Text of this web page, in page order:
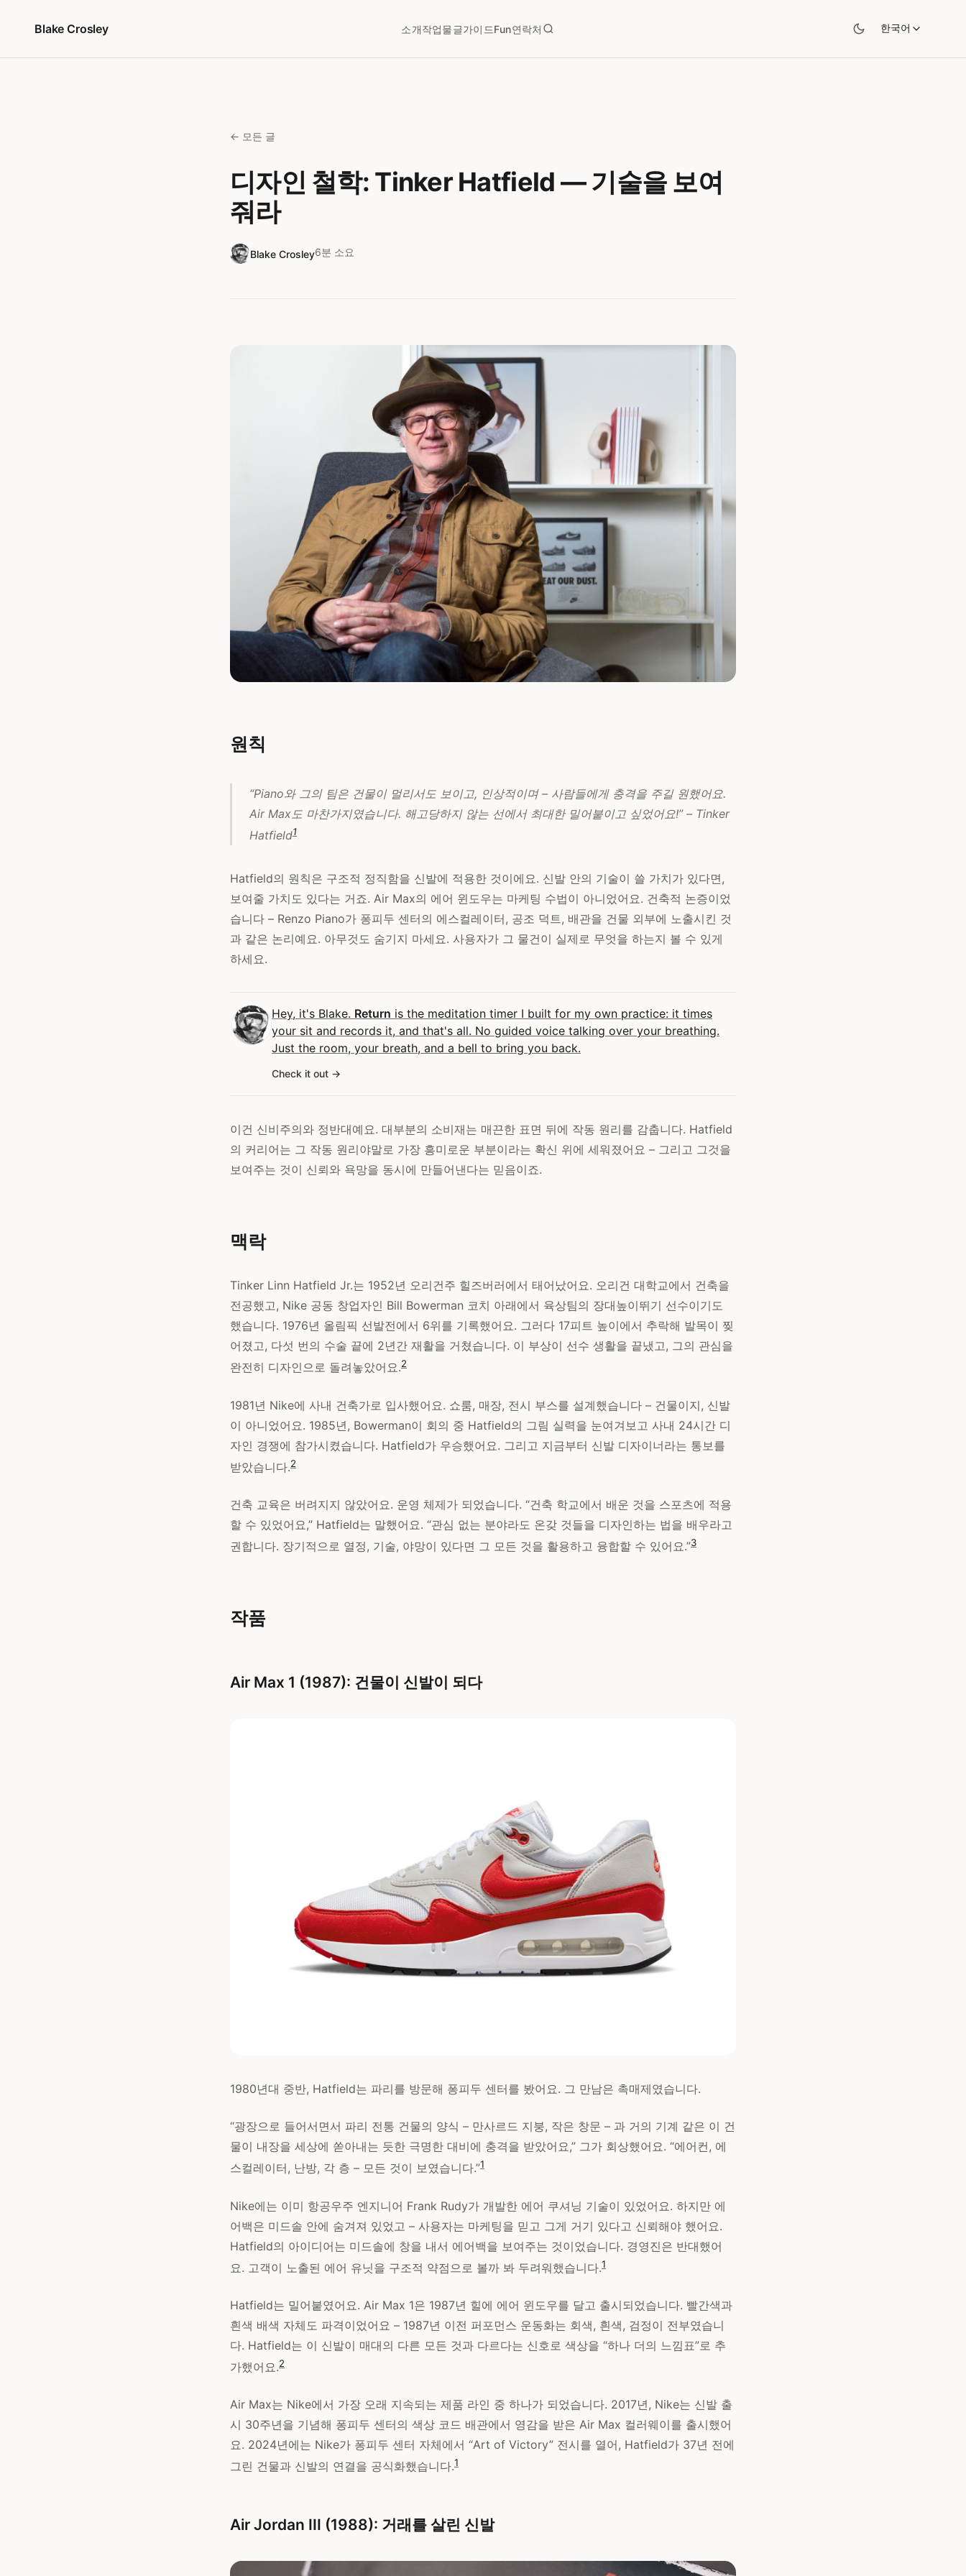
Blake Crosley
소개작업물글가이드Fun연락처 한국어
← 모든 글
디자인 철학: Tinker Hatfield — 기술을 보여
줘라
Blake Crosley6분 소요
원칙
“Piano와 그의 팀은 건물이 멀리서도 보이고, 인상적이며 – 사람들에게 충격을 주길 원했어요.
Air Max도 마찬가지였습니다. 해고당하지 않는 선에서 최대한 밀어붙이고 싶었어요!” – Tinker
Hatfield1
Hatfield의 원칙은 구조적 정직함을 신발에 적용한 것이에요. 신발 안의 기술이 쓸 가치가 있다면,
보여줄 가치도 있다는 거죠. Air Max의 에어 윈도우는 마케팅 수법이 아니었어요. 건축적 논증이었
습니다 – Renzo Piano가 퐁피두 센터의 에스컬레이터, 공조 덕트, 배관을 건물 외부에 노출시킨 것
과 같은 논리예요. 아무것도 숨기지 마세요. 사용자가 그 물건이 실제로 무엇을 하는지 볼 수 있게
하세요.
Hey, it's Blake. Return is the meditation timer I built for my own practice: it times
your sit and records it, and that's all. No guided voice talking over your breathing.
Just the room, your breath, and a bell to bring you back.
Check it out
이건 신비주의와 정반대예요. 대부분의 소비재는 매끈한 표면 뒤에 작동 원리를 감춥니다. Hatfield
의 커리어는 그 작동 원리야말로 가장 흥미로운 부분이라는 확신 위에 세워졌어요 – 그리고 그것을
보여주는 것이 신뢰와 욕망을 동시에 만들어낸다는 믿음이죠.
맥락
Tinker Linn Hatfield Jr.는 1952년 오리건주 힐즈버러에서 태어났어요. 오리건 대학교에서 건축을
전공했고, Nike 공동 창업자인 Bill Bowerman 코치 아래에서 육상팀의 장대높이뛰기 선수이기도
했습니다. 1976년 올림픽 선발전에서 6위를 기록했어요. 그러다 17피트 높이에서 추락해 발목이 찢
어졌고, 다섯 번의 수술 끝에 2년간 재활을 거쳤습니다. 이 부상이 선수 생활을 끝냈고, 그의 관심을
완전히 디자인으로 돌려놓았어요.2
1981년 Nike에 사내 건축가로 입사했어요. 쇼룸, 매장, 전시 부스를 설계했습니다 – 건물이지, 신발
이 아니었어요. 1985년, Bowerman이 회의 중 Hatfield의 그림 실력을 눈여겨보고 사내 24시간 디
자인 경쟁에 참가시켰습니다. Hatfield가 우승했어요. 그리고 지금부터 신발 디자이너라는 통보를
받았습니다.2
건축 교육은 버려지지 않았어요. 운영 체제가 되었습니다. “건축 학교에서 배운 것을 스포츠에 적용
할 수 있었어요,” Hatfield는 말했어요. “관심 없는 분야라도 온갖 것들을 디자인하는 법을 배우라고
권합니다. 장기적으로 열정, 기술, 야망이 있다면 그 모든 것을 활용하고 융합할 수 있어요.”3
작품
Air Max 1 (1987): 건물이 신발이 되다
1980년대 중반, Hatfield는 파리를 방문해 퐁피두 센터를 봤어요. 그 만남은 촉매제였습니다.
“광장으로 들어서면서 파리 전통 건물의 양식 – 만사르드 지붕, 작은 창문 – 과 거의 기계 같은 이 건
물이 내장을 세상에 쏟아내는 듯한 극명한 대비에 충격을 받았어요,” 그가 회상했어요. “에어컨, 에
스컬레이터, 난방, 각 층 – 모든 것이 보였습니다.”1
Nike에는 이미 항공우주 엔지니어 Frank Rudy가 개발한 에어 쿠셔닝 기술이 있었어요. 하지만 에
어백은 미드솔 안에 숨겨져 있었고 – 사용자는 마케팅을 믿고 그게 거기 있다고 신뢰해야 했어요.
Hatfield의 아이디어는 미드솔에 창을 내서 에어백을 보여주는 것이었습니다. 경영진은 반대했어
요. 고객이 노출된 에어 유닛을 구조적 약점으로 볼까 봐 두려워했습니다.1
Hatfield는 밀어붙였어요. Air Max 1은 1987년 힐에 에어 윈도우를 달고 출시되었습니다. 빨간색과
흰색 배색 자체도 파격이었어요 – 1987년 이전 퍼포먼스 운동화는 회색, 흰색, 검정이 전부였습니
다. Hatfield는 이 신발이 매대의 다른 모든 것과 다르다는 신호로 색상을 “하나 더의 느낌표”로 추
가했어요.2
Air Max는 Nike에서 가장 오래 지속되는 제품 라인 중 하나가 되었습니다. 2017년, Nike는 신발 출
시 30주년을 기념해 퐁피두 센터의 색상 코드 배관에서 영감을 받은 Air Max 컬러웨이를 출시했어
요. 2024년에는 Nike가 퐁피두 센터 자체에서 “Art of Victory” 전시를 열어, Hatfield가 37년 전에
그린 건물과 신발의 연결을 공식화했습니다.1
Air Jordan III (1988): 거래를 살린 신발